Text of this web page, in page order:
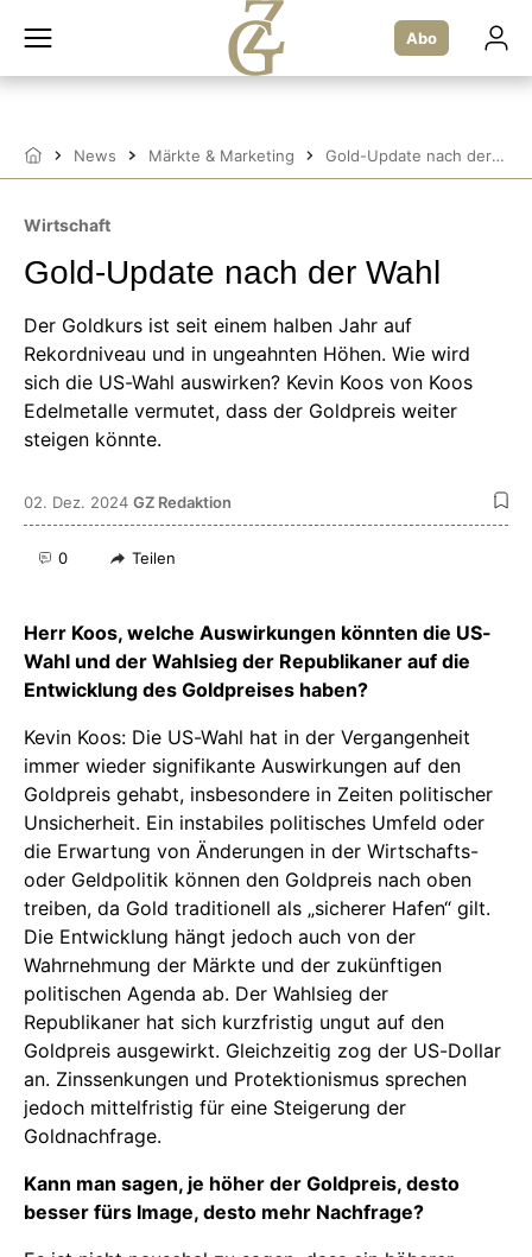
Inhalt
Abo
Startseite
News Märkte & Marketing Gold-Update nach der Wahl
Wirtschaft
Gold-Update nach der Wahl
Der Goldkurs ist seit einem halben Jahr auf
Rekordniveau und in ungeahnten Höhen. Wie wird
sich die US-Wahl auswirken? Kevin Koos von Koos
Edelmetalle vermutet, dass der Goldpreis weiter
steigen könnte.
02. Dez. 2024 GZ Redaktion
0 Teilen
Herr Koos, welche Auswirkungen könnten die US-
Wahl und der Wahlsieg der Republikaner auf die
Entwicklung des Goldpreises haben?
Kevin Koos: Die US-Wahl hat in der Vergangenheit
immer wieder signifikante Auswirkungen auf den
Goldpreis gehabt, insbesondere in Zeiten politischer
Unsicherheit. Ein instabiles politisches Umfeld oder
die Erwartung von Änderungen in der Wirtschafts-
oder Geldpolitik können den Goldpreis nach oben
treiben, da Gold traditionell als „sicherer Hafen“ gilt.
Die Entwicklung hängt jedoch auch von der
Wahrnehmung der Märkte und der zukünftigen
politischen Agenda ab. Der Wahlsieg der
Republikaner hat sich kurzfristig ungut auf den
Goldpreis ausgewirkt. Gleichzeitig zog der US-Dollar
an. Zinssenkungen und Protektionismus sprechen
jedoch mittelfristig für eine Steigerung der
Goldnachfrage.
Kann man sagen, je höher der Goldpreis, desto
besser fürs Image, desto mehr Nachfrage?